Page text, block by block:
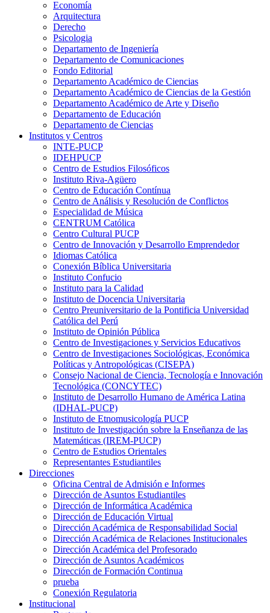
Economía
Arquitectura
Derecho
Psicologia
Departamento de Ingeniería
Departamento de Comunicaciones
Fondo Editorial
Departamento Académico de Ciencias
Departamento Académico de Ciencias de la Gestión
Departamento Académico de Arte y Diseño
Departamento de Educación
Departamento de Ciencias
Institutos y Centros
INTE-PUCP
IDEHPUCP
Centro de Estudios Filosóficos
Instituto Riva-Agüero
Centro de Educación Contínua
Centro de Análisis y Resolución de Conflictos
Especialidad de Música
CENTRUM Católica
Centro Cultural PUCP
Centro de Innovación y Desarrollo Emprendedor
Idiomas Católica
Conexión Bíblica Universitaria
Instituto Confucio
Instituto para la Calidad
Instituto de Docencia Universitaria
Centro Preuniversitario de la Pontificia Universidad
Católica del Perú
Instituto de Opinión Pública
Centro de Investigaciones y Servicios Educativos
Centro de Investigaciones Sociológicas, Económica
Políticas y Antropológicas (CISEPA)
Consejo Nacional de Ciencia, Tecnología e Innovación
Tecnológica (CONCYTEC)
Instituto de Desarrollo Humano de América Latina
(IDHAL-PUCP)
Instituto de Etnomusicología PUCP
Instituto de Investigación sobre la Enseñanza de las
Matemáticas (IREM-PUCP)
Centro de Estudios Orientales
Representantes Estudiantiles
Direcciones
Oficina Central de Admisión e Informes
Dirección de Asuntos Estudiantiles
Dirección de Informática Académica
Dirección de Educación Virtual
Dirección Académica de Responsabilidad Social
Dirección Académica de Relaciones Institucionales
Dirección Académica del Profesorado
Dirección de Asuntos Académicos
Dirección de Formación Continua
prueba
Conexión Regulatoria
Institucional